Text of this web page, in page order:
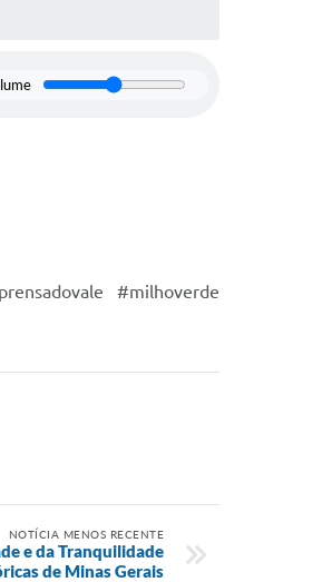
#milhoverde
NOTÍCIA MENOS RECENTE
e da Tranquilidade
de Minas Gerais